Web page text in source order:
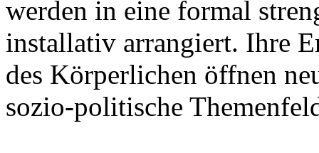
werden in eine formal
installativ arrangiert. Ihre
des Körperlichen öffnen
sozio-politische